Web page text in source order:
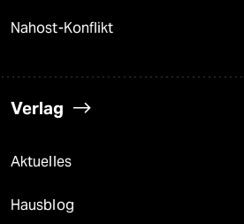
Nahost-Konflikt
Verlag
Aktuelles
Hausblog